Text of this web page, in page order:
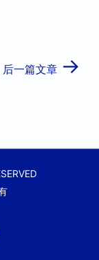
后一篇文章 →